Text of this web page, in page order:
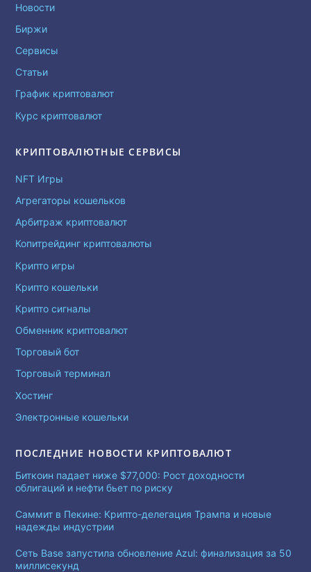
Новости
Биржи
Сервисы
Статьи
График криптовалют
Курс криптовалют
КРИПТОВАЛЮТНЫЕ СЕРВИСЫ
NFT Игры
Агрегаторы кошельков
Арбитраж криптовалют
Копитрейдинг криптовалюты
Крипто игры
Крипто кошельки
Крипто сигналы
Обменник криптовалют
Торговый бот
Торговый терминал
Хостинг
Электронные кошельки
ПОСЛЕДНИЕ НОВОСТИ КРИПТОВАЛЮТ
Биткоин падает ниже $77,000: Рост доходности
облигаций и нефти бьет по риску
Саммит в Пекине: Крипто-делегация Трампа и новые
надежды индустрии
Сеть Base запустила обновление Azul: финализация за 50
миллисекунд